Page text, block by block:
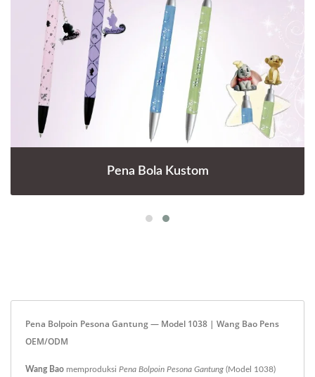
Pena Bola Kustom
Pena Bolpoin Pesona Gantung — Model 1038 | Wang Bao Pens
OEM/ODM
Wang Bao memproduksi Pena Bolpoin Pesona Gantung (Model 1038)